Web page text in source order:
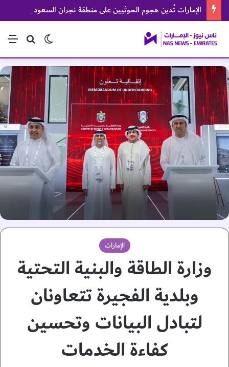
الإمارات تُدين هجوم الحوثيين على منطقة نجران السعودية
بحث عن
الوضع المظلم
الإمارات
وزارة الطاقة والبنية التحتية
وبلدية الفجيرة تتعاونان
لتبادل البيانات وتحسين
كفاءة الخدمات